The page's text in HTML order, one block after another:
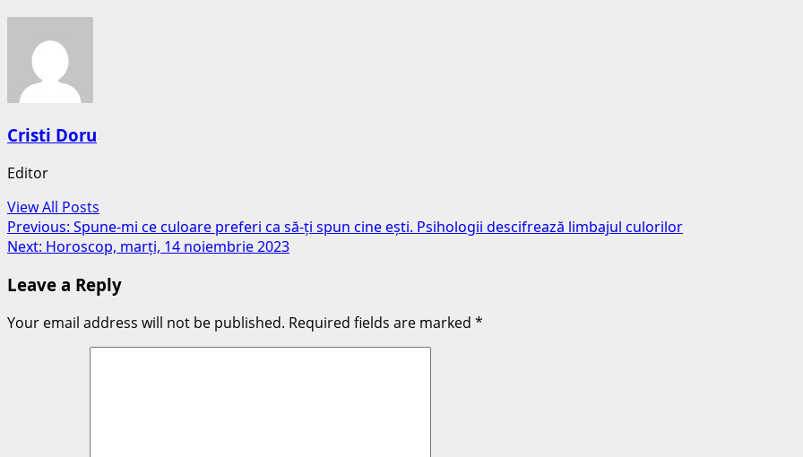
Cristi Doru
Editor
View All Posts
Post
navigation
Previous: Spune-mi ce culoare preferi ca să-ți spun cine ești. Psihologii descifrează limbajul culorilor
Next: Horoscop, marți, 14 noiembrie 2023
Leave a Reply
Your email address will not be published. Required fields are marked *